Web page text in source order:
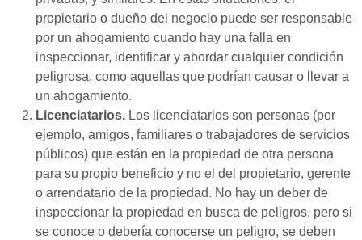
propietario o dueño del negocio puede ser responsable
por un ahogamiento cuando hay una falla en
inspeccionar, identificar y abordar cualquier condición
peligrosa, como aquellas que podrían causar o llevar a
un ahogamiento.
Licenciatarios. Los licenciatarios son personas (por
ejemplo, amigos, familiares o trabajadores de servicios
públicos) que están en la propiedad de otra persona
para su propio beneficio y no el del propietario, gerente
o arrendatario de la propiedad. No hay un deber de
inspeccionar la propiedad en busca de peligros, pero si
se conoce o debería conocerse un peligro, se deben